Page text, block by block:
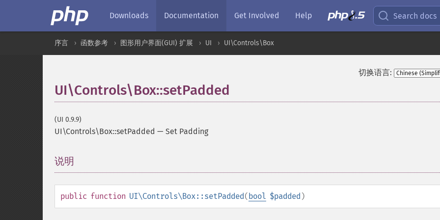
Downloads Documentation Get Involved Help Search docs
序言 函数参考 图形用户界面(GUI) 扩展 UI UI\Controls\Box
切换语言:
UI\Controls\Box::setPadded
(UI 0.9.9)
UI\Controls\Box::setPadded — Set Padding
说明
public function UI\Controls\Box::setPadded(bool $padded )